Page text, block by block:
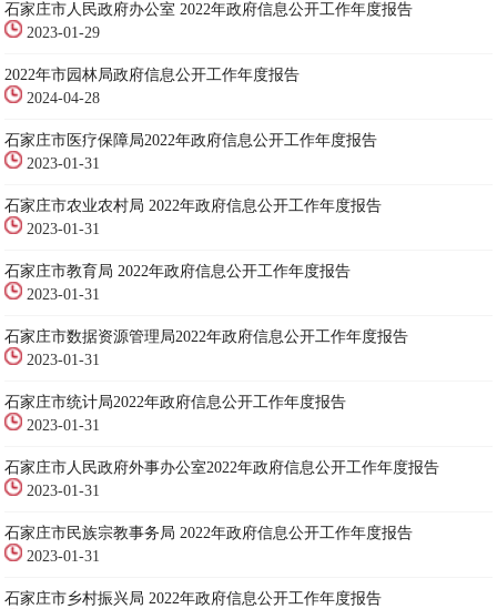
石家庄市人民政府办公室 2022年政府信息公开工作年度报告
2023-01-29
2022年市园林局政府信息公开工作年度报告
2024-04-28
石家庄市医疗保障局2022年政府信息公开工作年度报告
2023-01-31
石家庄市农业农村局 2022年政府信息公开工作年度报告
2023-01-31
石家庄市教育局 2022年政府信息公开工作年度报告
2023-01-31
石家庄市数据资源管理局2022年政府信息公开工作年度报告
2023-01-31
石家庄市统计局2022年政府信息公开工作年度报告
2023-01-31
石家庄市人民政府外事办公室2022年政府信息公开工作年度报告
2023-01-31
石家庄市民族宗教事务局 2022年政府信息公开工作年度报告
2023-01-31
石家庄市乡村振兴局 2022年政府信息公开工作年度报告